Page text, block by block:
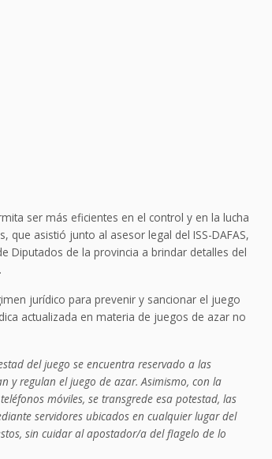
ser más eficientes en el control y en la lucha
que asistió junto al asesor legal del ISS-DAFAS,
Diputados de la provincia a brindar detalles del
jurídico para prevenir y sancionar el juego
actualizada en materia de juegos de azar no
del juego se encuentra reservado a las
y regulan el juego de azar. Asimismo, con la
móviles, se transgrede esa potestad, las
servidores ubicados en cualquier lugar del
sin cuidar al apostador/a del flagelo de lo